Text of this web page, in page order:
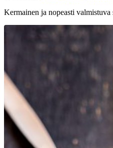
Kermainen ja nopeasti